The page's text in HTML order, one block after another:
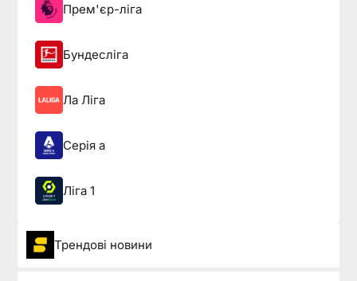
Прем'єр-ліга
Бундесліга
Ла Ліга
Серія а
Ліга 1
Трендові новини